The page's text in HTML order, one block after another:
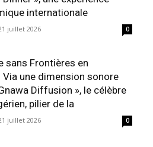
internationale
juillet 2026 0
sans Frontières en
une dimension sonore
Diffusion », le célèbre
pilier de la
juillet 2026 0